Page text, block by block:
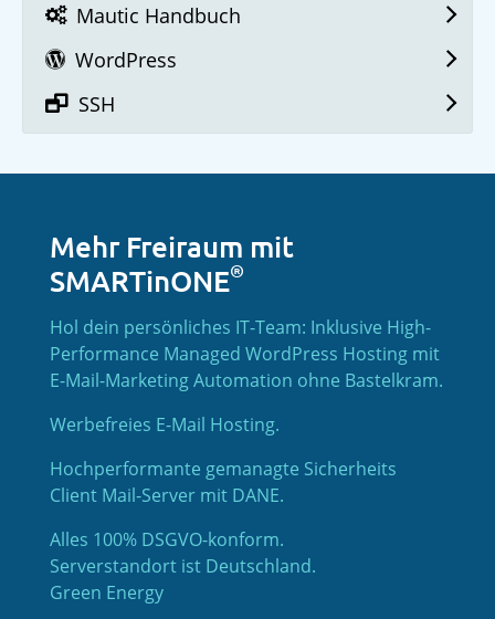
Mautic Handbuch
WordPress
SSH
Mehr Freiraum mit
SMARTinONE®
Hol dein persönliches IT-Team: Inklusive High-
Performance Managed WordPress Hosting mit
E-Mail-Marketing Automation ohne Bastelkram.
Werbefreies E-Mail Hosting.
Hochperformante gemanagte Sicherheits
Client Mail-Server mit DANE.
Alles 100% DSGVO-konform.
Serverstandort ist Deutschland.
Green Energy